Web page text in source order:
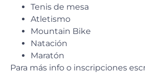
Tenis de mesa
Atletismo
Mountain Bike
Natación
Maratón
Para más info o inscripciones